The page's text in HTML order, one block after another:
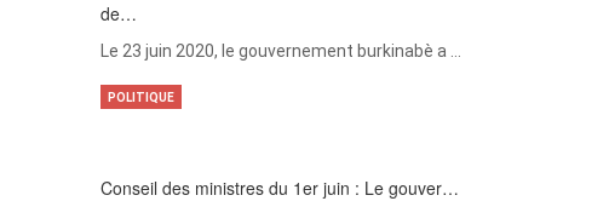
de…
Le 23 juin 2020, le gouvernement burkinabè a …
Conseil des ministres du 1er juin : Le gouver…
POLITIQUE